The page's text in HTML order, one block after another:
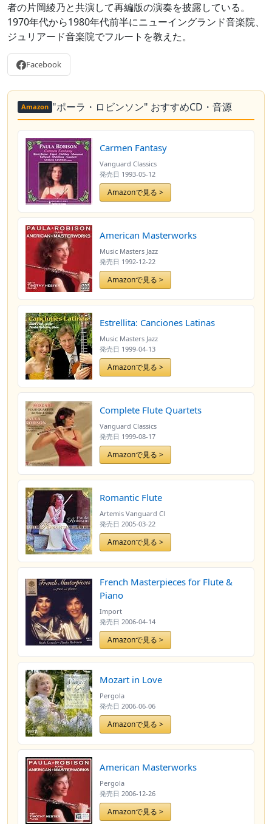
者の片岡綾乃と共演して再編版の演奏を披露している。
1970年代から1980年代前半にニューイングランド音楽院、
ジュリアード音楽院でフルートを教えた。
Facebook
Amazon "ポーラ・ロビンソン" おすすめCD・音源
Carmen Fantasy
Vanguard Classics
発売日 1993-05-12
Amazonで見る >
American Masterworks
Music Masters Jazz
発売日 1992-12-22
Amazonで見る >
Estrellita: Canciones Latinas
Music Masters Jazz
発売日 1999-04-13
Amazonで見る >
Complete Flute Quartets
Vanguard Classics
発売日 1999-08-17
Amazonで見る >
Romantic Flute
Artemis Vanguard Cl
発売日 2005-03-22
Amazonで見る >
French Masterpieces for Flute &
Piano
Import
発売日 2006-04-14
Amazonで見る >
Mozart in Love
Pergola
発売日 2006-06-06
Amazonで見る >
American Masterworks
Pergola
発売日 2006-12-26
Amazonで見る >